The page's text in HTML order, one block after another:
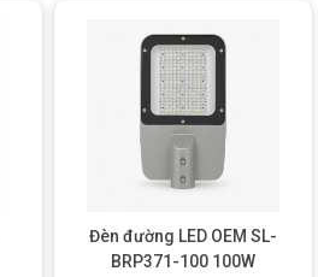
Đèn đường LED OEM SL-
BRP371-100 100W